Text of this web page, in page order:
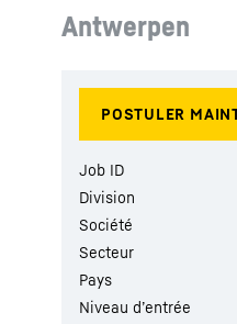
Antwerpen
Job ID
Division
Société
Secteur
Pays
Niveau d’entrée